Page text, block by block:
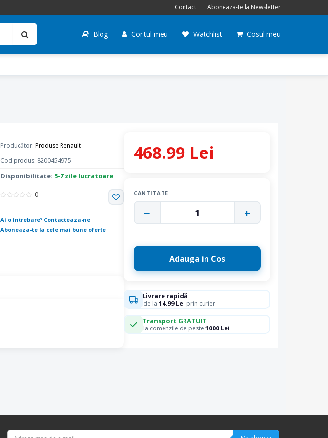
Contact Aboneaza-te la Newsletter
Blog Contul meu Watchlist Cosul meu
Producător: Produse Renault
Cod produs: 8200454975
Disponibilitate: 5-7 zile lucratoare
0
Ai o intrebare? Contacteaza-ne
Aboneaza-te la cele mai bune oferte
468.99 Lei
CANTITATE
− 1 +
Adauga in Cos
Livrare rapidă
de la 14.99 Lei prin curier
Transport GRATUIT
la comenzile de peste 1000 Lei